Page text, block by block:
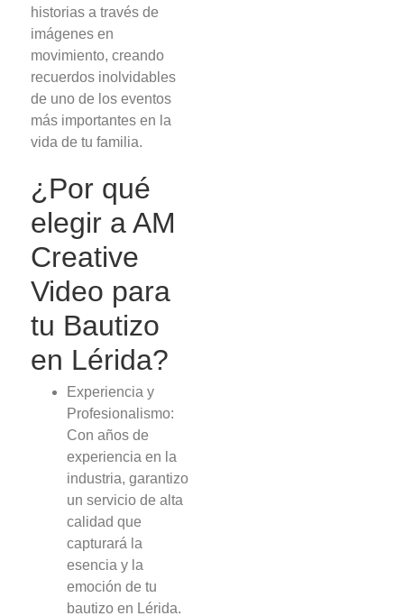
historias a través de
imágenes en
movimiento, creando
recuerdos inolvidables
de uno de los eventos
más importantes en la
vida de tu familia.
¿Por qué
elegir a AM
Creative
Video para
tu Bautizo
en Lérida?
Experiencia y
Profesionalismo:
Con años de
experiencia en la
industria, garantizo
un servicio de alta
calidad que
capturará la
esencia y la
emoción de tu
bautizo en Lérida.